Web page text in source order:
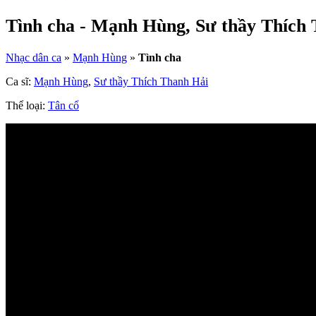
Tình cha - Mạnh Hùng, Sư thầy Thích
Nhạc dân ca » Mạnh Hùng » Tình cha
Ca sĩ: Mạnh Hùng, Sư thầy Thích Thanh Hải
Thể loại: Tân cổ